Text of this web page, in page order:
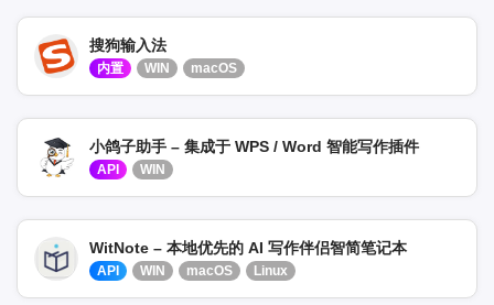
搜狗输入法
内置 WIN macOS
小鸽子助手 – 集成于 WPS / Word 智能写作插件
API WIN
WitNote – 本地优先的 AI 写作伴侣智简笔记本
API WIN macOS Linux